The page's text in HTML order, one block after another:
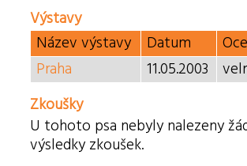
Výstavy
Název výstavy
Datum
Praha
11.05.2003
Zkoušky
U tohoto psa nebyly nalezeny
výsledky zkoušek.